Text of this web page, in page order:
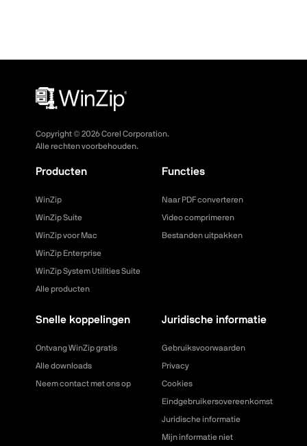
Copyright © 2026Corel Corporation.
Alle rechten voorbehouden.
Producten
WinZip
WinZip Suite
WinZip voor Mac
WinZip Enterprise
WinZip System Utilities Suite
Alle producten
Functies
Naar PDF converteren
Video comprimeren
Bestanden uitpakken
Snelle koppelingen
Ontvang WinZip gratis
Alle downloads
Neem contact met ons op
Juridische informatie
Gebruiksvoorwaarden
Privacy
Cookies
Eindgebruikersovereenkomst
Juridische informatie
Mijn informatie niet